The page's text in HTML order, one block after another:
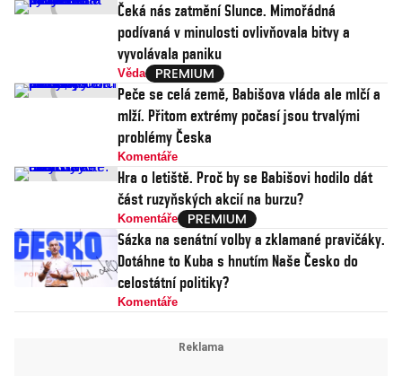
Čeká nás zatmění Slunce. Mimořádná
podívaná v minulosti ovlivňovala bitvy a
vyvolávala paniku
Věda
Peče se celá země, Babišova vláda ale mlčí a
mlží. Přitom extrémy počasí jsou trvalými
problémy Česka
Komentáře
Hra o letiště. Proč by se Babišovi hodilo dát
část ruzyňských akcií na burzu?
Komentáře
Sázka na senátní volby a zklamané pravičáky.
Dotáhne to Kuba s hnutím Naše Česko do
celostátní politiky?
Komentáře